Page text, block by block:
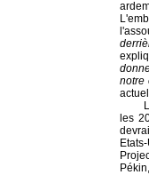
notre
les